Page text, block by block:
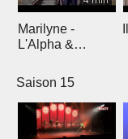
Marilyne -
L'Alpha &
Saison 15